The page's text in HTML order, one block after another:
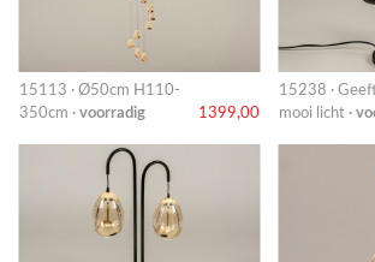
15113 · Ø50cm H110-
350cm · voorradig 1399,00
15238 ·
mooi licht ·